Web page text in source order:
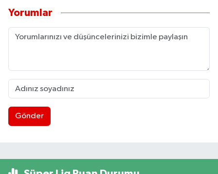
Yorumlar
Gönder